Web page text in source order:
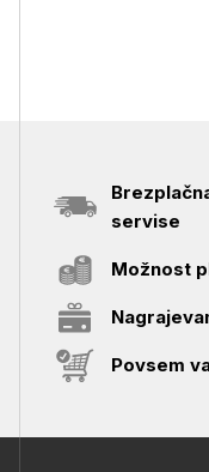
servise
Možnost
Povsem